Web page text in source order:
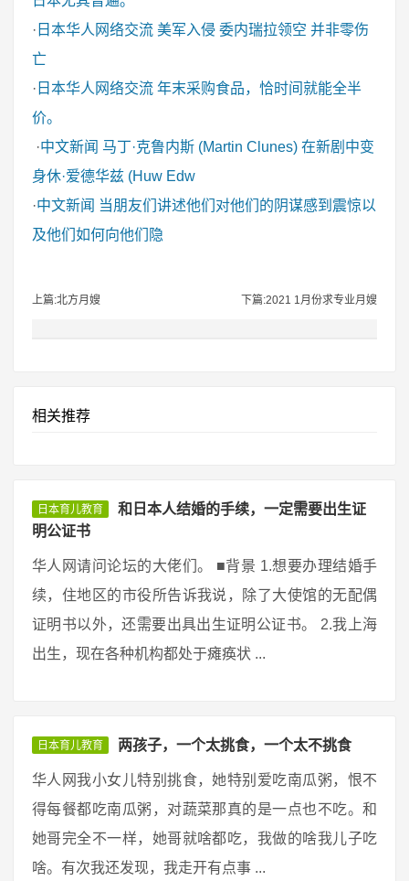
· 日本华人网络交流 美军入侵 委内瑞拉领空 并非零伤
亡
· 日本华人网络交流 年末采购食品，恰时间就能全半
价。
·中文新闻 马丁·克鲁内斯 (Martin Clunes) 在新剧中变
身休·爱德华兹 (Huw Edw
·中文新闻 当朋友们讲述他们对他们的阴谋感到震惊以
及他们如何向他们隐
上篇:北方月嫂 下篇:2021 1月份求专业月嫂
相关推荐
日本育儿教育
和日本人结婚的手续，一定需要出生证
明公证书
华人网请问论坛的大佬们。 ■背景 1.想要办理结婚手
续，住地区的市役所告诉我说，除了大使馆的无配偶
证明书以外，还需要出具出生证明公证书。 2.我上海
出生，现在各种机构都处于瘫痪状 ...
日本育儿教育 两孩子，一个太挑食，一个太不挑食
华人网我小女儿特别挑食，她特别爱吃南瓜粥，恨不
得每餐都吃南瓜粥，对蔬菜那真的是一点也不吃。和
她哥完全不一样，她哥就啥都吃，我做的啥我儿子吃
啥。有次我还发现，我走开有点事 ...